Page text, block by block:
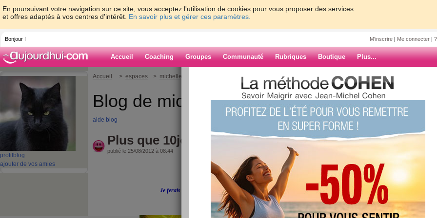
En poursuivant votre navigation sur ce site, vous acceptez l'utilisation de cookies pour vous proposer des services
et offres adaptés à vos centres d'intérêt. En savoir plus et gérer ces paramètres.
Bonjour ! M'inscrire | Me connecter |
Accueil Coaching Groupes Communauté Rubriques Boutique Plus...
profil blog
ajouter de vos amies
Accueil > espaces > michelle67 > Plus que 10jours.....
Blog de michelle67
aide blog
Plus que 10jours.....
publié le 25/08/2012 à 08:44
COUCOU !
Je ferais mon blog dans la journée.
BISOUS ARCHIVES